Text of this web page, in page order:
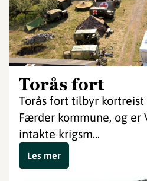
Torås fort
Torås fort tilbyr kortreist
Færder kommune, og er
intakte krigsm...
Les mer